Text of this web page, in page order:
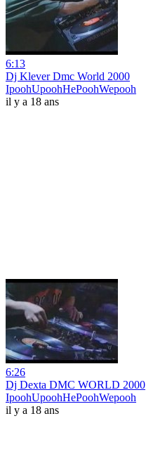
6:13
Dj Klever Dmc World 2000
IpoohUpoohHePoohWepooh
il y a 18 ans
6:26
Dj Dexta DMC WORLD 2000
IpoohUpoohHePoohWepooh
il y a 18 ans